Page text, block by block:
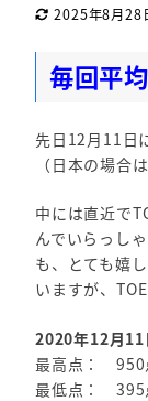
更新日2025年8月28
毎回平
先日12月11日
（日本の場合
中には直近で
んでいらっし
も、とても嬉
いますが、
2020年12月11
最高点： 950
最低点： 395